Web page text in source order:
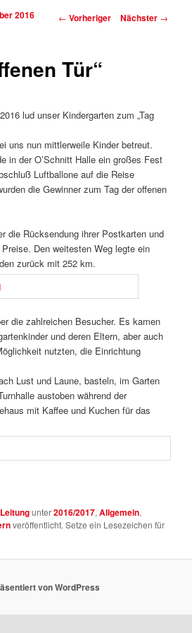
Beitragsnavigation
← Vorheriger Nächster →
Tür“
2016
lud unser Kindergarten zum „Tag
uns nun mittlerweile Kinder betreut.
in der O’Schnitt Halle ein großes Fest
Luftballone auf die Reise
die Gewinner zum Tag der offenen
die Rücksendung ihrer Postkarten und
Den weitesten Weg legte ein
zurück mit 252 km.
die zahlreichen Besucher. Es kamen
und deren Eltern, aber auch
nutzten, die Einrichtung
Lust und Laune, basteln, im Garten
austoben während der
mit Kaffee und Kuchen für das
Leitungunter2016/2017,Allgemein,
veröffentlicht. Setze ein Lesezeichen für
von WordPress